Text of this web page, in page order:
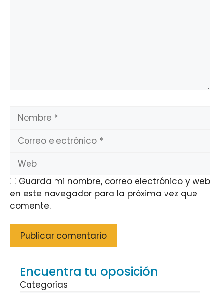
Nombre
Correo
electrónico
Web
Guarda mi nombre, correo electrónico y web
en este navegador para la próxima vez que
comente.
Encuentra tu oposición
Categorías